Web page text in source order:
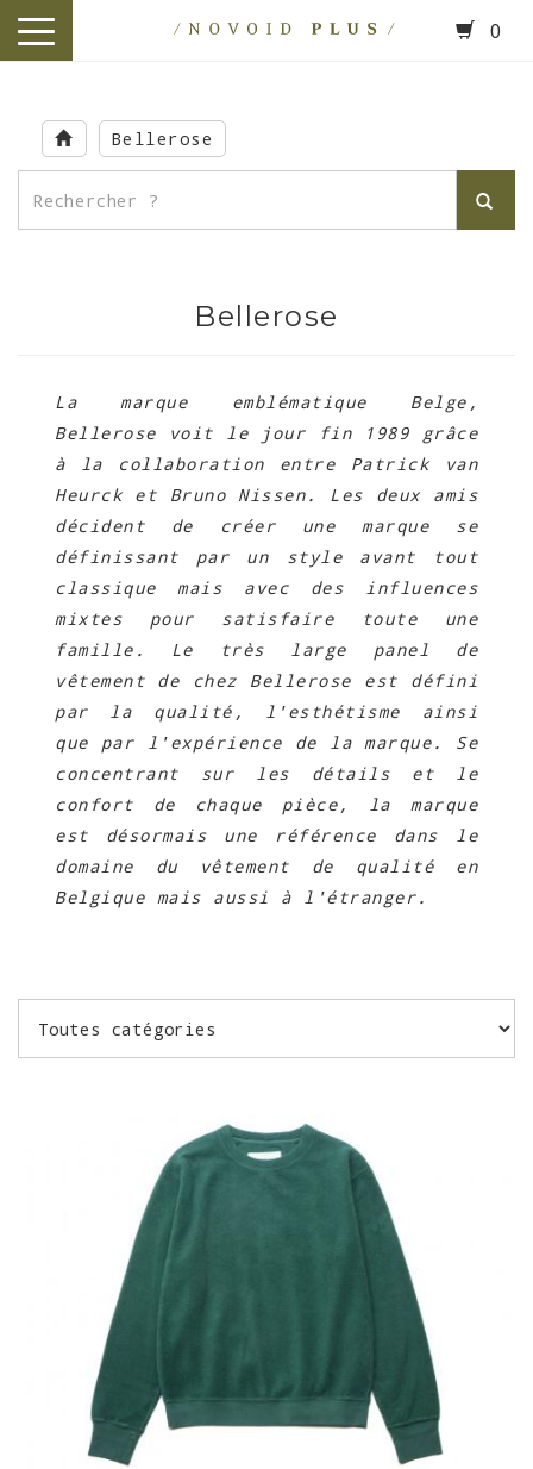
main
content
toggle
0
Bellerose
Bellerose
La marque emblématique Belge,
Bellerose voit le jour fin 1989 grâce
à la collaboration entre Patrick van
Heurck et Bruno Nissen. Les deux amis
décident de créer une marque se
définissant par un style avant tout
classique mais avec des influences
mixtes pour satisfaire toute une
famille. Le très large panel de
vêtement de chez Bellerose est défini
par la qualité, l'esthétisme ainsi
que par l'expérience de la marque. Se
concentrant sur les détails et le
confort de chaque pièce, la marque
est désormais une référence dans le
domaine du vêtement de qualité en
Belgique mais aussi à l'étranger.